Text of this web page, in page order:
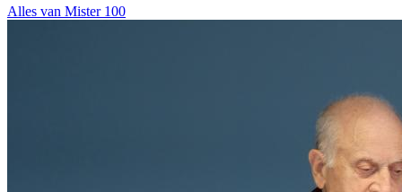
Alles van Mister 100